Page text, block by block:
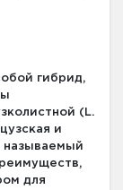
гибрид,
(L.
и
называемый
для